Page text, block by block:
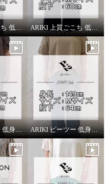
ARIKI 上質ごこち 低身長スタッフがはいてみました！ ARIKI 上質ごこち 低身長スタッフがはいてみました！
ARIKI ピーツー 低身長スタッフがはいてみました！ ARIKI ピーツー 低身長スタッフがはいてみました！